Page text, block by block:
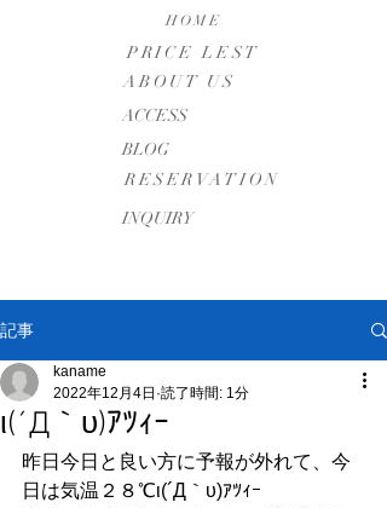
HOME
PRICE LEST
ABOUT US
​ACCESS
BLOG
RESERVATION
INQUIRY
記事
ι(´Д｀υ)ｱﾂｨｰ
kaname
2022年12月4日 読了時間: 1分
昨日今日と良い方に予報が外れて、今
日は気温２８℃ι(´Д｀υ)ｱﾂｨｰ